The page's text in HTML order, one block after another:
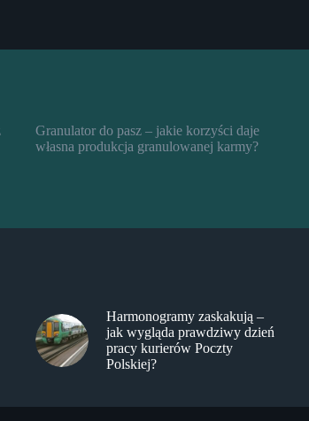
Granulator do pasz – jakie korzyści daje
własna produkcja granulowanej karmy?
Harmonogramy zaskakują –
jak wygląda prawdziwy dzień
pracy kurierów Poczty
Polskiej?